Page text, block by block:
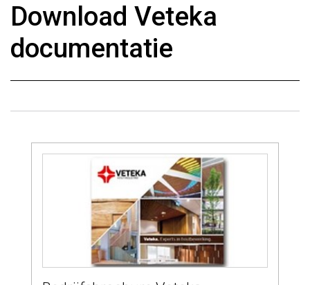
Download Veteka
documentatie